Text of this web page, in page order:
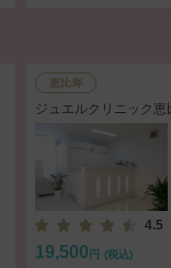
恵比寿
ジュエルクリニック恵
4.5
19,500 円 (税込)